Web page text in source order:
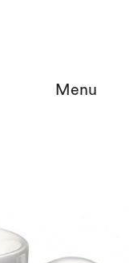
Menu